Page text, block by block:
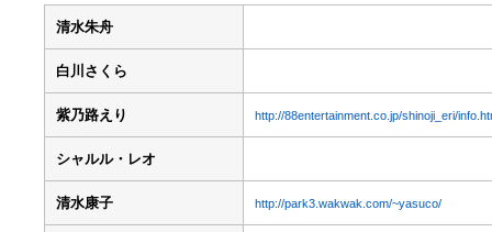
清水朱舟
白川さくら
紫乃路えり http://88entertainment.co.jp/shinoji_eri/
シャルル・レオ
清水康子 http://park3.wakwak.com/~yasuco/